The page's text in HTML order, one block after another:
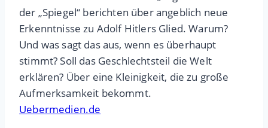
der „Spiegel“ berichten über angeblich neue
Erkenntnisse zu Adolf Hitlers Glied. Warum?
Und was sagt das aus, wenn es überhaupt
stimmt? Soll das Geschlechtsteil die Welt
erklären? Über eine Kleinigkeit, die zu große
Aufmerksamkeit bekommt.
Uebermedien.de